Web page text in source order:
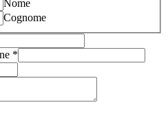
Nome
Cognome
*